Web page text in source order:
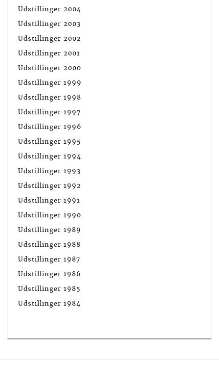
Udstillinger 2004
Udstillinger 2003
Udstillinger 2002
Udstillinger 2001
Udstillinger 2000
Udstillinger 1999
Udstillinger 1998
Udstillinger 1997
Udstillinger 1996
Udstillinger 1995
Udstillinger 1994
Udstillinger 1993
Udstillinger 1992
Udstillinger 1991
Udstillinger 1990
Udstillinger 1989
Udstillinger 1988
Udstillinger 1987
Udstillinger 1986
Udstillinger 1985
Udstillinger 1984